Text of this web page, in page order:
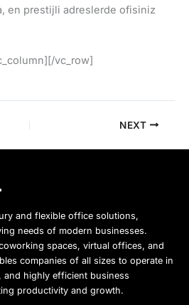
en prestijli adreslerde ofisiniz
vc_row]
NEXT
and flexible office solutions,
needs of modern businesses.
spaces, virtual offices, and
companies of all sizes to operate in
highly efficient business
productivity and growth.